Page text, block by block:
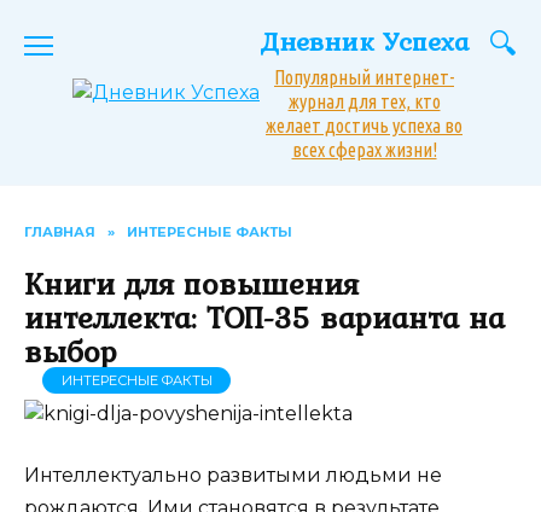
Дневник Успеха
Популярный интернет-
журнал для тех, кто
желает достичь успеха во
всех сферах жизни!
ГЛАВНАЯ » ИНТЕРЕСНЫЕ ФАКТЫ
Книги для повышения
интеллекта: ТОП-35 варианта на
выбор
ИНТЕРЕСНЫЕ ФАКТЫ
Интеллектуально развитыми людьми не